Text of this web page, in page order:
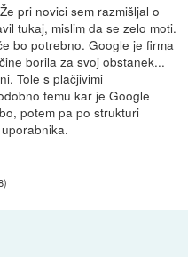
pri novici sem razmišljal o
tukaj, mislim da se zelo moti.
bo potrebno. Google je firma
borila za svoj obstanek...
Tole s plačjivimi
temu kar je Google
potem pa po strukturi
)